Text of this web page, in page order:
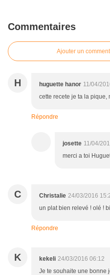
Commentaires
Ajouter un
H huguette hanor 11/04/
cette recete je ta la pique,
Répondre
josette 11/04/
merci a toi
C Christalie 24/03/2016
un plat bien relevé ! olé !
Répondre
K kekeli 24/03/2016 06:12
Je te souhaite une bonne